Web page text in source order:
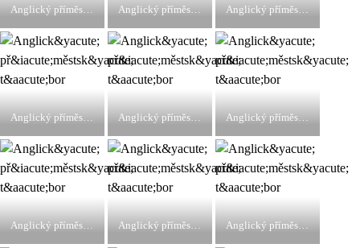
Anglický příměstský tábor Anglický příměstský tábor Anglický příměstský tábor
Anglický příměstský tábor Anglický příměstský tábor Anglický příměstský tábor
Anglický příměstský tábor Anglický příměstský tábor Anglický příměstský tábor